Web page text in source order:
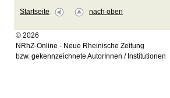
Startseite nach oben
© 2026
NRhZ-Online - Neue Rheinische Zeitung
bzw. gekennzeichnete AutorInnen / Institutionen